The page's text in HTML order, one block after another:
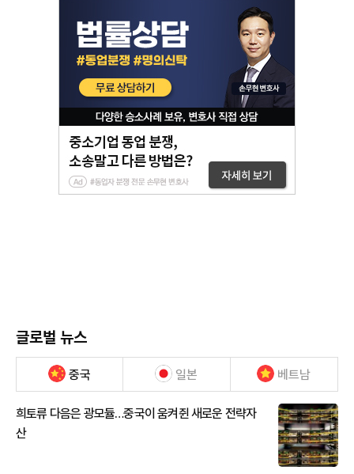
글로벌 뉴스
중국 일본 베트남
희토류 다음은 광모듈…중국이 움켜쥔 새로운 전략자
산